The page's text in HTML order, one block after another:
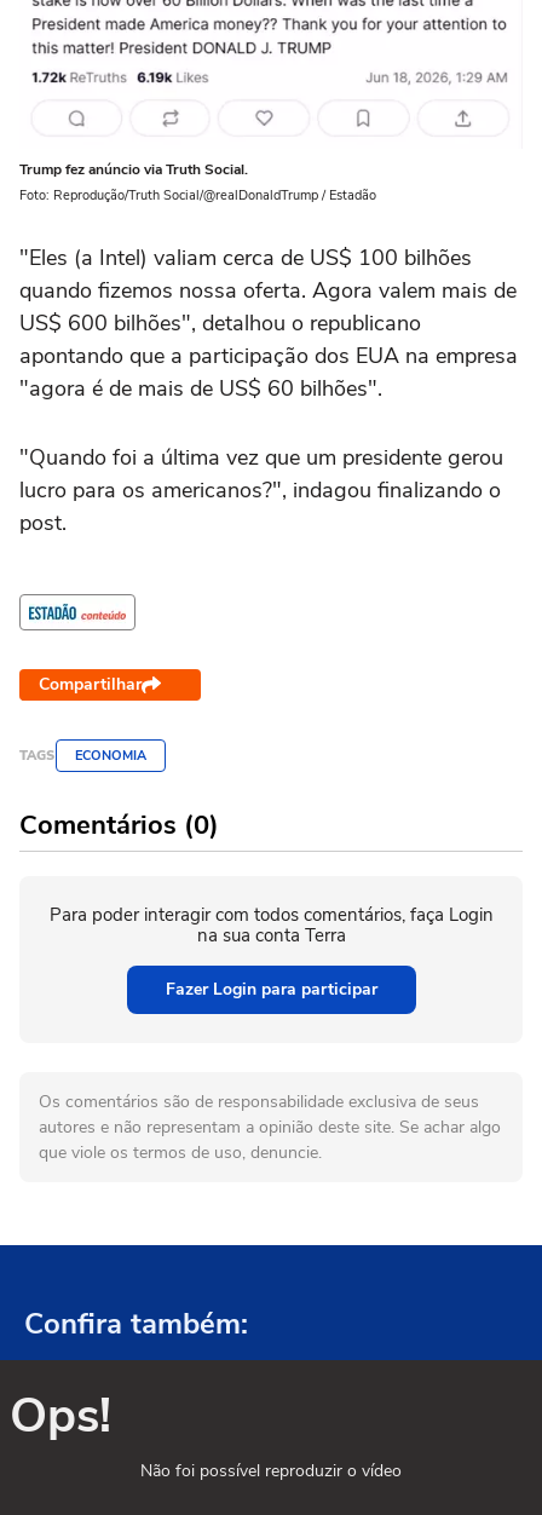
Trump fez anúncio via Truth Social.
Foto: Reprodução/Truth Social/@realDonaldTrump / Estadão
"Eles (a Intel) valiam cerca de US$ 100 bilhões
quando fizemos nossa oferta. Agora valem mais de
US$ 600 bilhões", detalhou o republicano
apontando que a participação dos EUA na empresa
"agora é de mais de US$ 60 bilhões".
"Quando foi a última vez que um presidente gerou
lucro para os americanos?", indagou finalizando o
post.
Compartilhar
TAGS ECONOMIA
Comentários (0)
Para poder interagir com todos comentários, faça Login
na sua conta Terra
Fazer Login para participar
Os comentários são de responsabilidade exclusiva de seus
autores e não representam a opinião deste site. Se achar algo
que viole os termos de uso, denuncie.
Confira também:
Ops!
Não foi possível reproduzir o vídeo